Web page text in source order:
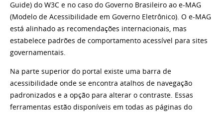
Guide) do W3C e no caso do Governo Brasileiro ao e-MAG
(Modelo de Acessibilidade em Governo Eletrônico). O e-MAG
está alinhado as recomendações internacionais, mas
estabelece padrões de comportamento acessível para sites
governamentais.
Na parte superior do portal existe uma barra de
acessibilidade onde se encontra atalhos de navegação
padronizados e a opção para alterar o contraste. Essas
ferramentas estão disponíveis em todas as páginas do